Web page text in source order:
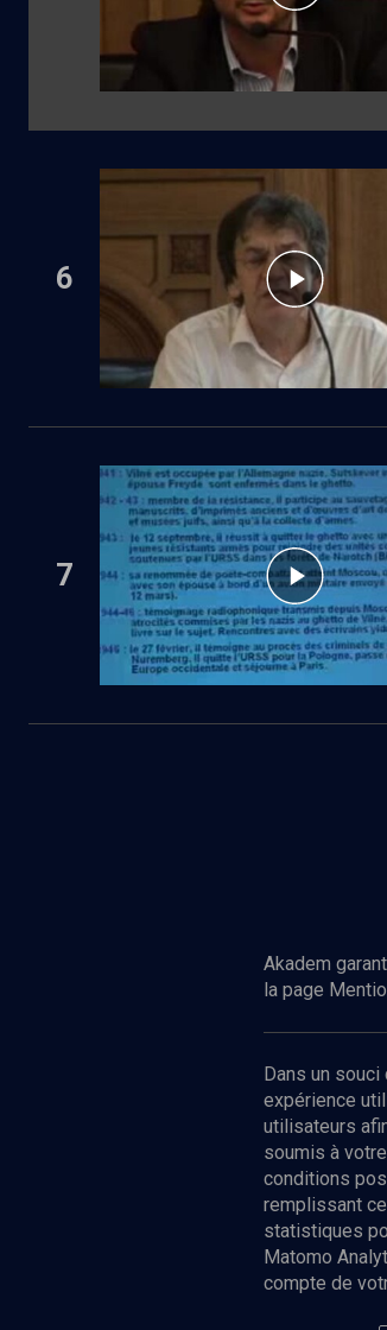
6
7
Akadem
la page
Dans un
expérience
utilisateurs
soumis à
conditions
remplissant
statistiques
Matomo
compte de